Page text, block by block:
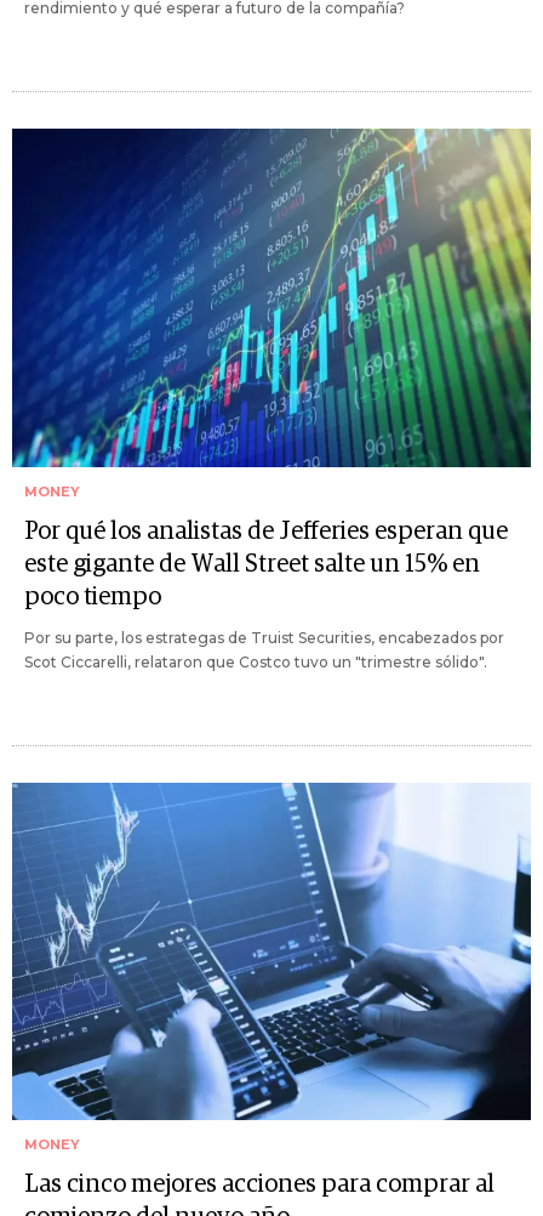
rendimiento y qué esperar a futuro de la compañía?
MONEY
Por qué los analistas de Jefferies esperan que
este gigante de Wall Street salte un 15% en
poco tiempo
Por su parte, los estrategas de Truist Securities, encabezados por
Scot Ciccarelli, relataron que Costco tuvo un "trimestre sólido".
MONEY
Las cinco mejores acciones para comprar al